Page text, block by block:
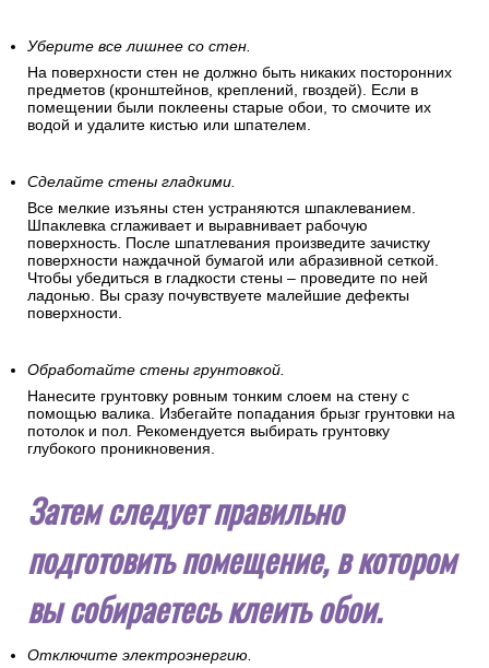
Уберите все лишнее со стен.
На поверхности стен не должно быть никаких посторонних
предметов (кронштейнов, креплений, гвоздей). Если в
помещении были поклеены старые обои, то смочите их
водой и удалите кистью или шпателем.
Сделайте стены гладкими.
Все мелкие изъяны стен устраняются шпаклеванием.
Шпаклевка сглаживает и выравнивает рабочую
поверхность. После шпатлевания произведите зачистку
поверхности наждачной бумагой или абразивной сеткой.
Чтобы убедиться в гладкости стены – проведите по ней
ладонью. Вы сразу почувствуете малейшие дефекты
поверхности.
Обработайте стены грунтовкой.
Нанесите грунтовку ровным тонким слоем на стену с
помощью валика. Избегайте попадания брызг грунтовки на
потолок и пол. Рекомендуется выбирать грунтовку
глубокого проникновения.
Затем следует правильно
подготовить помещение, в котором
вы собираетесь клеить обои.
Отключите электроэнергию.